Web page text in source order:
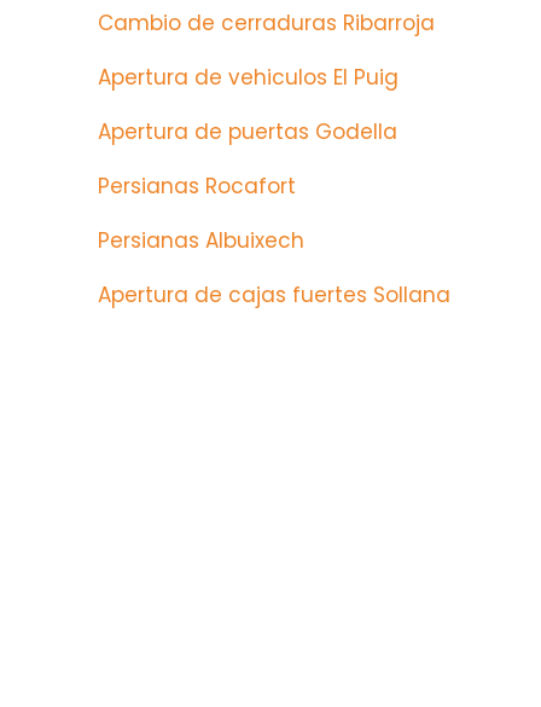
Cambio de cerraduras Ribarroja
Apertura de vehiculos El Puig
Apertura de puertas Godella
Persianas Rocafort
Persianas Albuixech
Apertura de cajas fuertes Sollana